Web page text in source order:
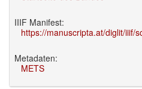
IIIF Manifest:
https://manuscripta.at/diglit/iiif/
Metadaten:
METS